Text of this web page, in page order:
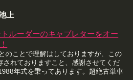
上
ルーダーのキャブレターをオー
のことで理解はしておりますが、この
されておりますこと、感謝させてくだ
年式を乗ってあります。超絶古単車